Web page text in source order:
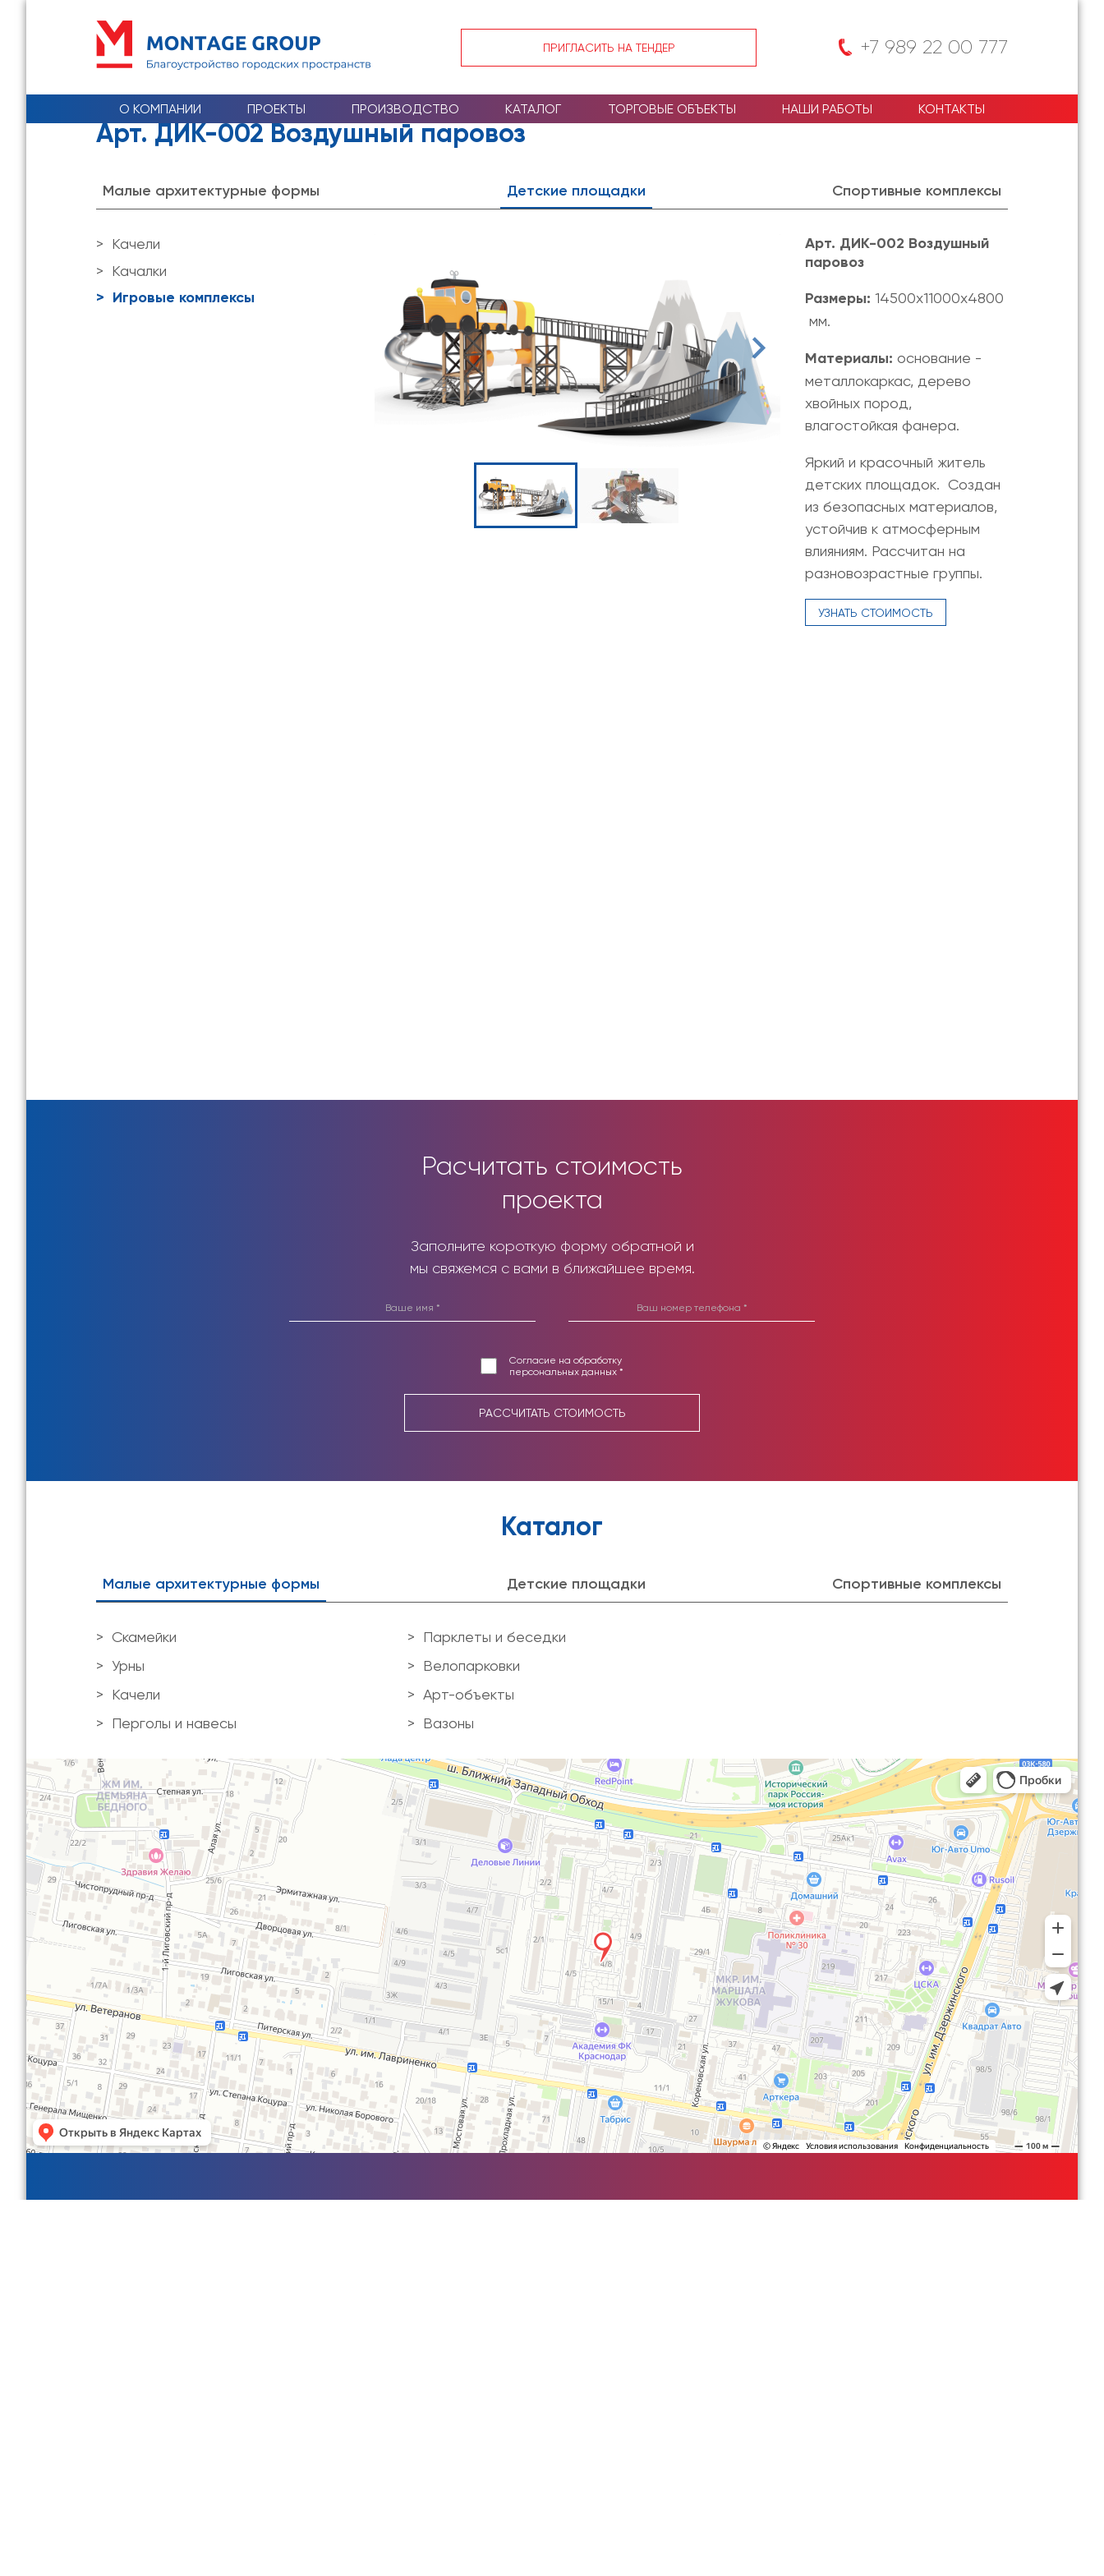
ПРИГЛАСИТЬ НА ТЕНДЕР +7 989 22 00 777
О КОМПАНИИ ПРОЕКТЫ ПРОИЗВОДСТВО КАТАЛОГ ТОРГОВЫЕ ОБЪЕКТЫ НАШИ РАБОТЫ КОНТАКТЫ
Арт. ДИК-002 Воздушный паровоз
Малые архитектурные формы Детские площадки Спортивные комплексы
Качели
Качалки
Игровые комплексы
Арт. ДИК-002 Воздушный
паровоз
Размеры: 14500х11000х4800
мм.
Материалы: основание -
металлокаркас, дерево
хвойных пород,
влагостойкая фанера.
Яркий и красочный житель
детских площадок. Создан
из безопасных материалов,
устойчив к атмосферным
влияниям. Рассчитан на
разновозрастные группы.
УЗНАТЬ СТОИМОСТЬ
Расчитать стоимость
проекта
Заполните короткую форму обратной и
мы свяжемся с вами в ближайшее время.
Согласие на обработку
персональных данных *
РАССЧИТАТЬ СТОИМОСТЬ
Каталог
Малые архитектурные формы Детские площадки Спортивные комплексы
Скамейки
Урны
Качели
Перголы и навесы
Парклеты и беседки
Велопарковки
Арт-объекты
Вазоны